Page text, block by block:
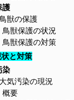
護
の保護
護の状況
護の対策
と対策
染
気汚染の現況